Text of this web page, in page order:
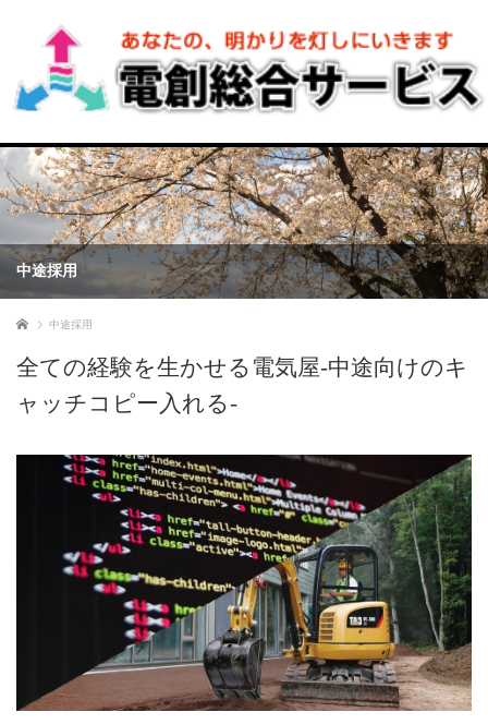
中途採用
ホーム 中途採用
全ての経験を生かせる電気屋-中途向けのキ
ャッチコピー入れる-